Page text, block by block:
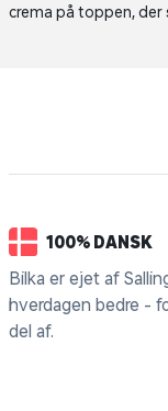
crema på toppen,
100% DANSK
Bilka er ejet af
hverdagen bedre -
del af.